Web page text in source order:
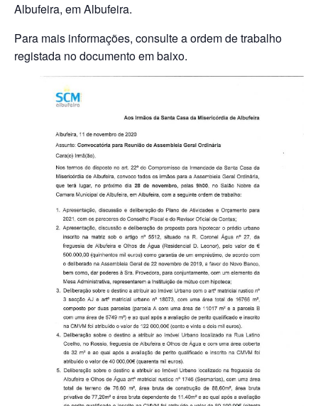
Albufeira, em Albufeira.
Para mais informações, consulte a ordem de trabalho
registada no documento em baixo.